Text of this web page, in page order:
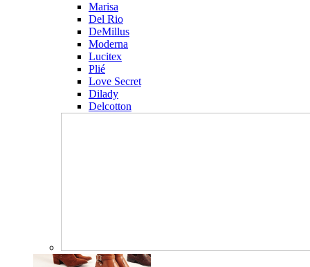
Marisa
Del Rio
DeMillus
Moderna
Lucitex
Plié
Love Secret
Dilady
Delcotton